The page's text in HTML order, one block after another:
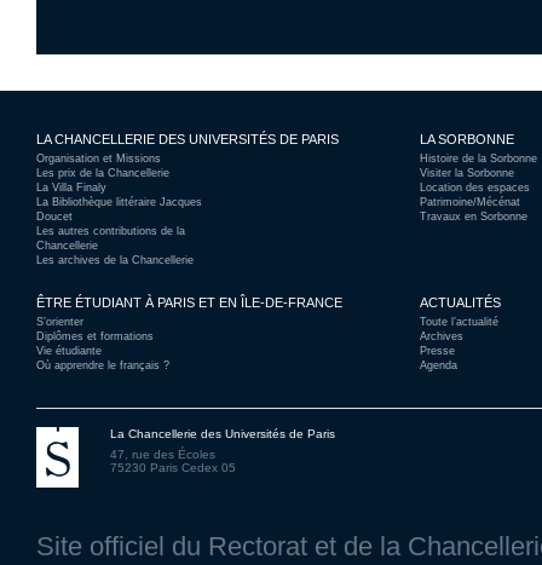
LA CHANCELLERIE DES UNIVERSITÉS DE PARIS
Organisation et Missions
Les prix de la Chancellerie
La Villa Finaly
La Bibliothèque littéraire Jacques
Doucet
Les autres contributions de la
Chancellerie
Les archives de la Chancellerie
LA SORBONNE
Histoire de la Sorbonne
Visiter la Sorbonne
Location des espaces
Patrimoine/Mécénat
Travaux en Sorbonne
ÊTRE ÉTUDIANT À PARIS ET EN ÎLE-DE-FRANCE
S’orienter
Diplômes et formations
Vie étudiante
Où apprendre le français ?
ACTUALITÉS
Toute l’actualité
Archives
Presse
Agenda
La Chancellerie des Universités de Paris
47, rue des Écoles
75230 Paris Cedex 05
Site officiel du Rectorat et de la